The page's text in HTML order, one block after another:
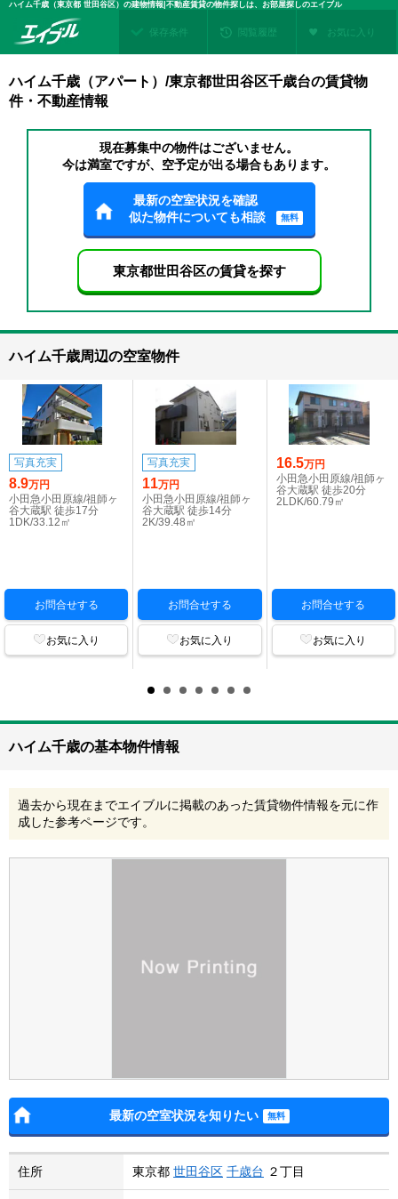
ハイム千歳（東京都 世田谷区）の建物情報|不動産賃貸の物件探しは、お部屋探しのエイブル
保存条件 閲覧履歴 お気に入り
ハイム千歳（アパート）/東京都世田谷区千歳台の賃貸物
件・不動産情報
現在募集中の物件はございません。
今は満室ですが、空予定が出る場合もあります。
最新の空室状況を確認
似た物件についても相談
無料
東京都世田谷区の賃貸を探す
ハイム千歳周辺の空室物件
写真充実
8.9万円
小田急小田原線/祖師ヶ
谷大蔵駅 徒歩17分
1DK/33.12㎡
お問合せする
お気に入り
写真充実
11万円
小田急小田原線/祖師ヶ
谷大蔵駅 徒歩14分
2K/39.48㎡
お問合せする
お気に入り
16.5万円
小田急小田原線/祖師ヶ
谷大蔵駅 徒歩20分
2LDK/60.79㎡
お問合せする
お気に入り
ハイム千歳の基本物件情報
過去から現在までエイブルに掲載のあった賃貸物件情報を元に作
成した参考ページです。
最新の空室状況を知りたい
住所 東京都 世田谷区 千歳台 ２丁目